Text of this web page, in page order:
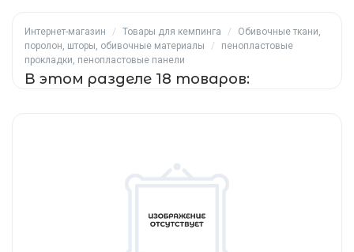
Интернет-магазин / Товары для кемпинга /
Обивочные ткани,
поролон, шторы, обивочные материалы
/
пенопластовые
прокладки, пенопластовые панели
В этом разделе 18 товаров: